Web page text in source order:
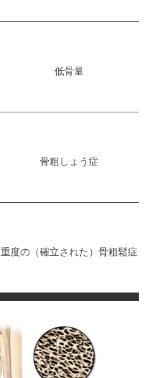
低骨量
骨粗しょう症
重度の（確立された）骨粗鬆症